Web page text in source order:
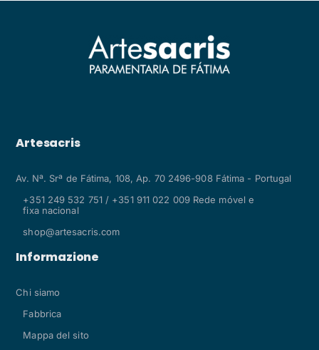
Artesacris
Av. Nª. Srª de Fátima, 108, Ap. 70 2496-908 Fátima - Portugal
+351 249 532 751 / +351 911 022 009 Rede móvel e
fixa nacional
shop@artesacris.com
Informazione
Chi siamo
Fabbrica
Mappa del sito